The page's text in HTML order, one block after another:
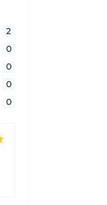
2
0
0
0
0